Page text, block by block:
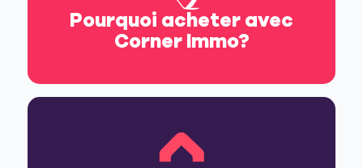
Pourquoi acheter avec
Corner Immo?